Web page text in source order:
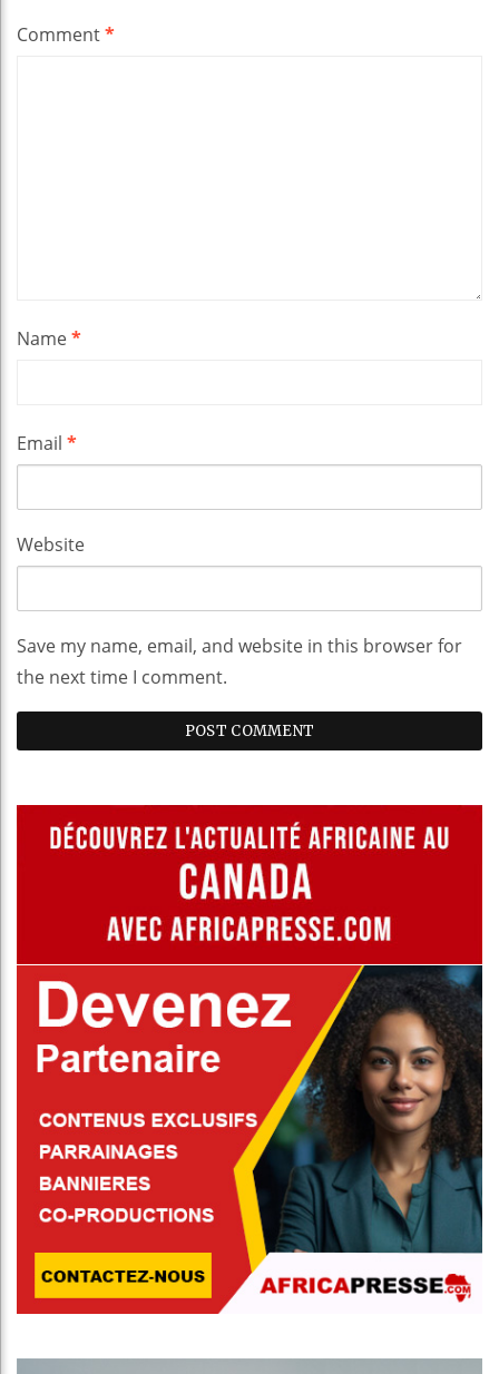
Comment*
Name*
Email *
Website
Save my name, email, and website in this browser for
the next time I comment.